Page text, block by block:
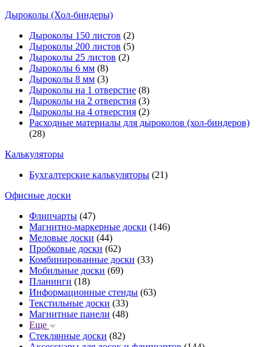
Дыроколы (Хол-биндеры)
Дыроколы 150 листов (2)
Дыроколы 200 листов (5)
Дыроколы 25 листов (2)
Дыроколы 6 мм (8)
Дыроколы 8 мм (3)
Дыроколы на 1 отверстие (8)
Дыроколы на 2 отверстия (3)
Дыроколы на 4 отверстия (2)
Расходные материалы для дыроколов (хол-биндеров)
(28)
Калькуляторы
Бухгалтерские калькуляторы (21)
Офисные доски
Флипчарты (47)
Магнитно-маркерные доски (146)
Меловые доски (44)
Пробковые доски (62)
Комбинированные доски (33)
Мобильные доски (69)
Планинги (18)
Информационные стенды (63)
Текстильные доски (33)
Магнитные панели (48)
Еще
Стеклянные доски (82)